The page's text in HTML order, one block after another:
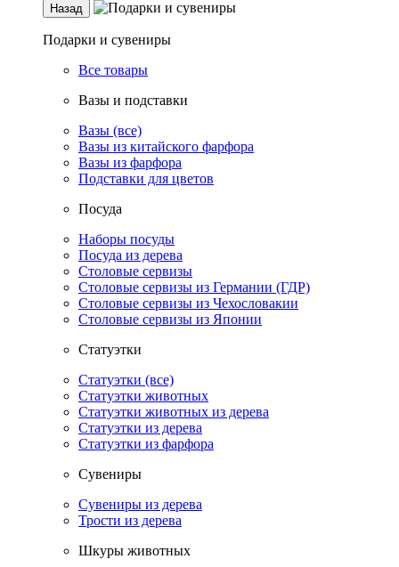
Назад
Подарки и сувениры
Все товары
Вазы и подставки
Вазы (все)
Вазы из китайского фарфора
Вазы из фарфора
Подставки для цветов
Посуда
Наборы посуды
Посуда из дерева
Столовые сервизы
Столовые сервизы из Германии (ГДР)
Столовые сервизы из Чехословакии
Столовые сервизы из Японии
Статуэтки
Статуэтки (все)
Статуэтки животных
Статуэтки животных из дерева
Статуэтки из дерева
Статуэтки из фарфора
Сувениры
Сувениры из дерева
Трости из дерева
Шкуры животных